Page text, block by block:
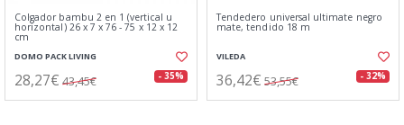
Colgador bambu 2 en 1 (vertical u
horizontal) 26 x 7 x 76 - 75 x 12 x 12
cm
DOMO PACK LIVING
28,27€ 43,45€ - 35%
Tendedero universal ultimate negro
mate, tendido 18 m
VILEDA
36,42€ 53,55€ - 32%